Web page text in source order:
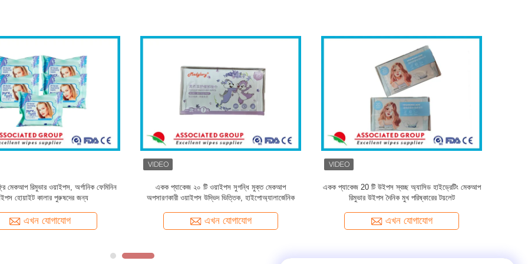
মেকআপ রিমুভার ওয়াইপস 10 পিসিএস রিন্স ফ্রি
পিওর কটন মেকআপ ক্লিনিং
এখন যোগাযোগ
আল্ট্রা সফট ফেসিয়াল মেকআপ রিমুভার ওয়েট টিস্যু
এখন যোগাযোগ
মেয়েলি অ্যান্টিব্যাকটেরিয়াল ওয়াইপস
এখন যোগাযোগ